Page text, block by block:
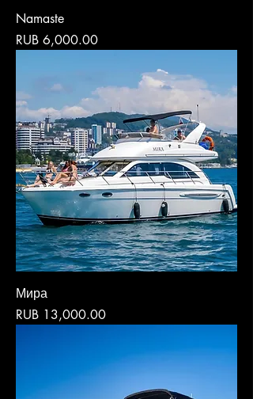
Namaste
Price
RUB 6,000.00
Мира
Price
RUB 13,000.00